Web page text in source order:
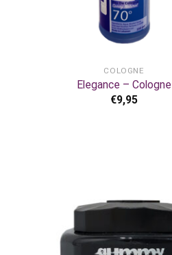
COLOGNE
Elegance – Cologne
€9,95